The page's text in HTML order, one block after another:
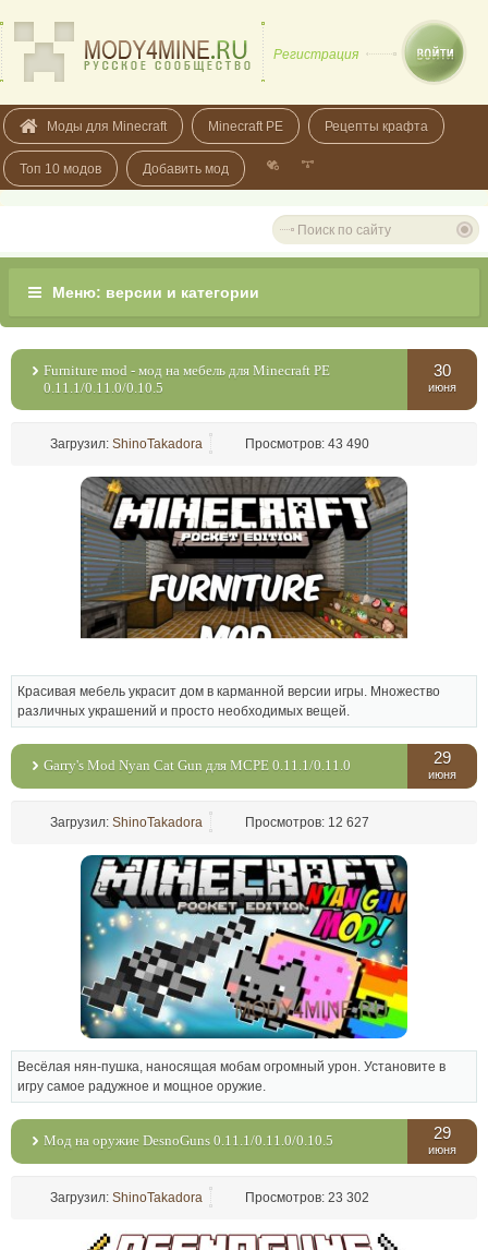
Регистрация
Моды для Minecraft Minecraft PE Рецепты крафта
Топ 10 модов Добавить мод
Furniture mod - мод на мебель для Minecraft PE
0.11.1/0.11.0/0.10.5
30
июня
Загрузил: ShinoTakadora Просмотров: 43 490
Красивая мебель украсит дом в карманной версии игры. Множество
различных украшений и просто необходимых вещей.
Garry's Mod Nyan Cat Gun для MCPE 0.11.1/0.11.0 29
июня
Загрузил: ShinoTakadora Просмотров: 12 627
Весёлая нян-пушка, наносящая мобам огромный урон. Установите в
игру самое радужное и мощное оружие.
Мод на оружие DesnoGuns 0.11.1/0.11.0/0.10.5 29
июня
Загрузил: ShinoTakadora Просмотров: 23 302